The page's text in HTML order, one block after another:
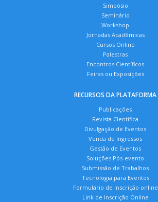
Simpósio
Seminário
Workshop
Jornadas Acadêmicas
Cursos Online
Palestras
Encontros Científicos
Feiras ou Exposições
RECURSOS DA PLATAFORMA
Publicações
Revista Científica
Divulgação de Eventos
Venda de Ingressos
Gestão de Eventos
Soluções Pós-evento
Submissão de Trabalhos
Tecnologia para Eventos
Formulário de Inscrição online
Link de Inscrição Online